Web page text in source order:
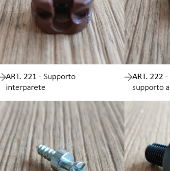
ART. 221 -Supporto
interparete
ART. 222 -
supporto